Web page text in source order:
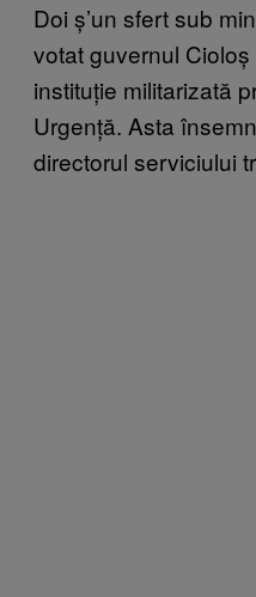
Doi ș’un sfert sub
votat guvernul
instituție militarizată
Urgență. Asta
directorul serviciului